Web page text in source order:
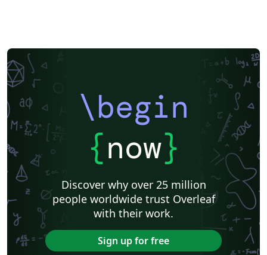
\begin
{now}
Discover why over 25 million
people worldwide trust Overleaf
with their work.
Sign up for free